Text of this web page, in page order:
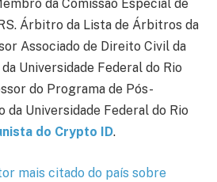
da Comissão Especial de
Árbitro da Lista de Árbitros da
Associado de Direito Civil da
Universidade Federal do Rio
do Programa de Pós-
da Universidade Federal do Rio
do Crypto ID.
mais citado do país sobre